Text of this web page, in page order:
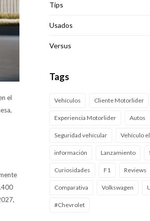
el
Tips
Usados
Versus
Tags
Vehículos Cliente Motorlider
Experiencia Motorlider Autos
Seguridad vehícular Vehículo
información Lanzamiento
Curiosidades F1 Reviews
Comparativa Volkswagen
#Chevrolet